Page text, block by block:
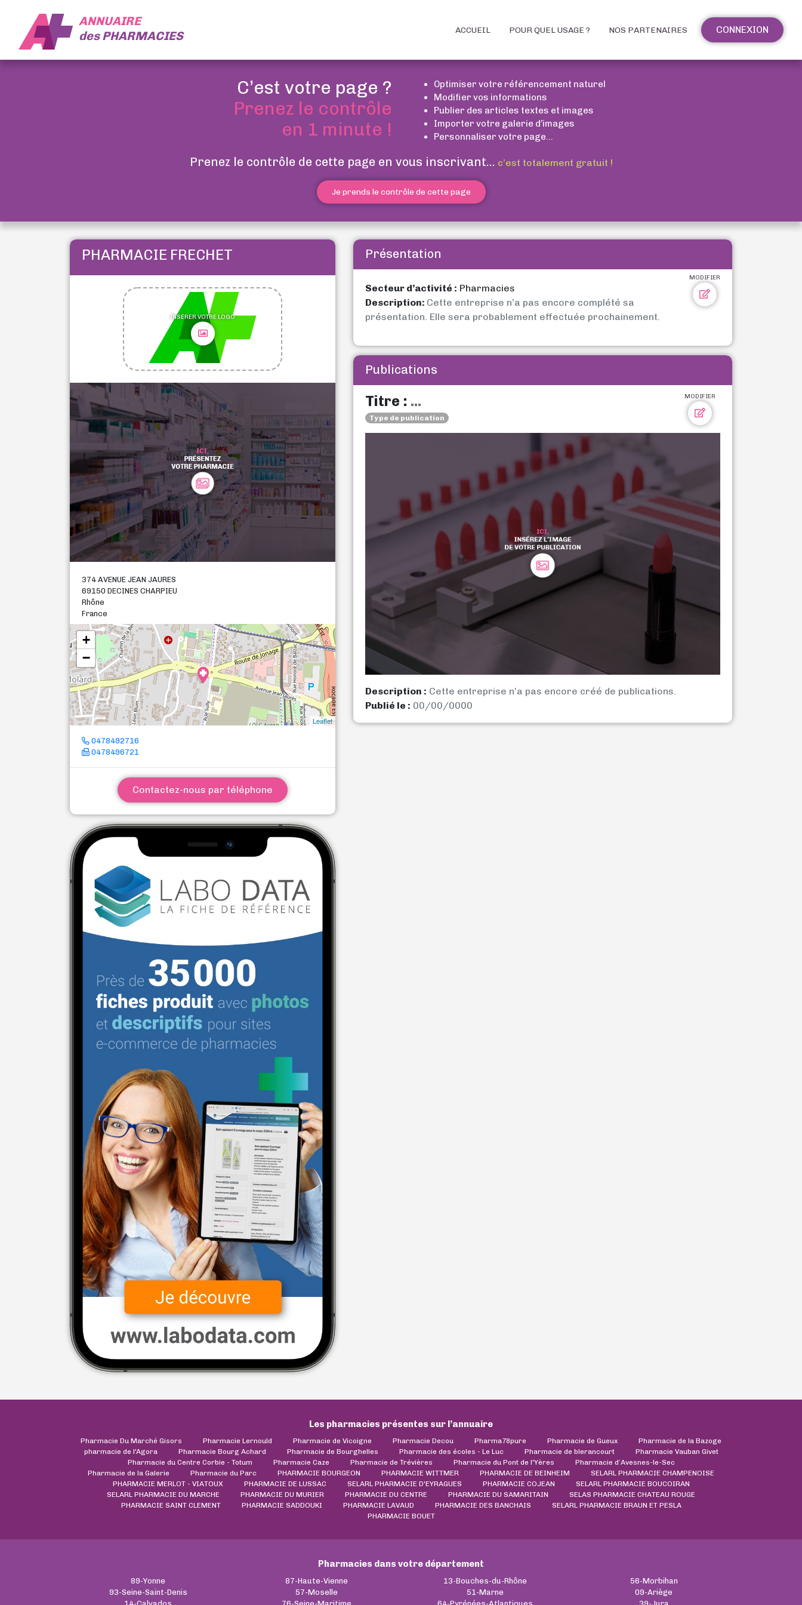
ANNUAIRE
desPHARMACIES ACCUEIL POUR QUEL USAGE ? NOS PARTENAIRES CONNEXION
C’est votre page ?
Prenez le contrôle
en 1 minute !
Optimiser votre référencement naturel
Modifier vos informations
Publier des articles textes et images
Importer votre galerie d’images
Personnaliser votre page...
Prenez le contrôle de cette page en vous inscrivant... c’est totalement gratuit !
Je prends le contrôle de cette page
PHARMACIE FRECHET
INSÉRER VOTRE LOGO
374 AVENUE JEAN JAURES
69150 DECINES CHARPIEU
Rhône
France
+
−
Leaflet
0478492716
0478496721
Contactez-nous par téléphone
Présentation
MODIFIER
Secteur d’activité : Pharmacies
Description: Cette entreprise n’a pas encore complété sa
présentation. Elle sera probablement effectuée prochainement.
Publications
MODIFIER
Titre : ...
Type de publication
Description : Cette entreprise n’a pas encore créé de publications.
Publié le : 00/00/0000
Les pharmacies présentes sur l’annuaire
Pharmacie Du Marché Gisors Pharmacie Lernould Pharmacie de Vicoigne Pharmacie Decou Pharma78pure Pharmacie de Gueux
Pharmacie de la Bazoge
pharmacie de l'Agora
Pharmacie Bourg Achard Pharmacie de Bourghelles Pharmacie des écoles - Le Luc Pharmacie de blerancourt
Pharmacie Vauban Givet
Pharmacie du Centre Corbie - Totum
Pharmacie Caze Pharmacie de Trévières Pharmacie du Pont de l'Yères
Pharmacie d’Avesnes-le-Sec
Pharmacie de la Galerie
Pharmacie du Parc PHARMACIE BOURGEON PHARMACIE WITTMER PHARMACIE DE BEINHEIM
SELARL PHARMACIE CHAMPENOISE
PHARMACIE MERLOT - VIATOUX
PHARMACIE DE LUSSAC SELARL PHARMACIE D'EYRAGUES PHARMACIE COJEAN
SELARL PHARMACIE BOUCOIRAN
SELARL PHARMACIE DU MARCHE
PHARMACIE DU MURIER PHARMACIE DU CENTRE PHARMACIE DU SAMARITAIN
SELAS PHARMACIE CHATEAU ROUGE
PHARMACIE SAINT CLEMENT
PHARMACIE SADDOUKI PHARMACIE LAVAUD PHARMACIE DES BANCHAIS
SELARL PHARMACIE BRAUN ET PESLA
PHARMACIE BOUET
Pharmacies dans votre département
89-Yonne
93-Seine-Saint-Denis
87-Haute-Vienne
57-Moselle
13-Bouches-du-Rhône
51-Marne
56-Morbihan
09-Ariège